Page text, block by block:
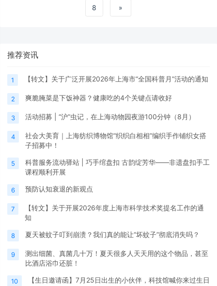
8 »
推荐资讯
1 【转文】关于广泛开展2026年上海市“全国科普月”活动的通知
2 爽脆腌菜是下饭神器？健康吃的4个关键点请收好
3 活动招募 | “沪”虫记，在上海动物园夜游100分钟（8月）
4
社会大美育｜上海纺织博物馆“织织白相相”编织手作铺织女搭
子招募中！
5
科普服务流动驿站 | 巧手绾盘扣 古韵绽芳华——非遗盘扣手工
课程顺利开展
6 预防认知衰退的新观点
7
【转文】关于开展2026年度上海市科学技术奖提名工作的通
知
8 夏天被蚊子叮到崩溃？我们真的能让“坏蚊子”彻底消失吗？
9
测出细菌、真菌几十万！夏天很多人天天用的这个物品，甚至
比酒店浴巾还脏！
10
【生日邀请函】7月25日出生的小伙伴，科技馆喊你来过生日